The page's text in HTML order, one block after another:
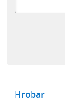
Hrobar